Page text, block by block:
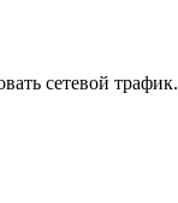
сетевой трафик.